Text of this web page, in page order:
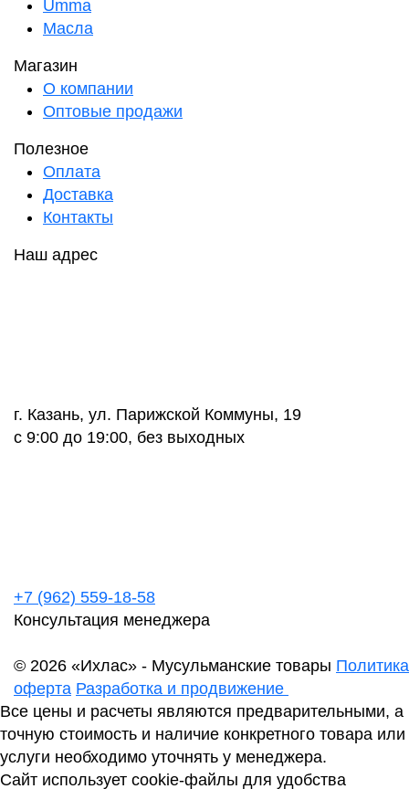
Umma
Масла
Магазин
О компании
Оптовые продажи
Полезное
Оплата
Доставка
Контакты
Наш адрес
г. Казань, ул. Парижской Коммуны, 19
с 9:00 до 19:00, без выходных
+7 (962) 559-18-58
Консультация менеджера
© 2026 «Ихлас» - Мусульманские товары
оферта Разработка и продвижение
Все цены и расчеты являются предварительными, а
точную стоимость и наличие конкретного товара или
услуги необходимо уточнять у менеджера.
Сайт использует cookie-файлы для удобства